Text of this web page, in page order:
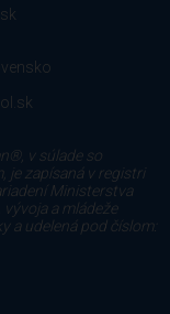
v súlade so
je zapísaná v registri
Ministerstva
a mládeže
a udelená pod číslom: